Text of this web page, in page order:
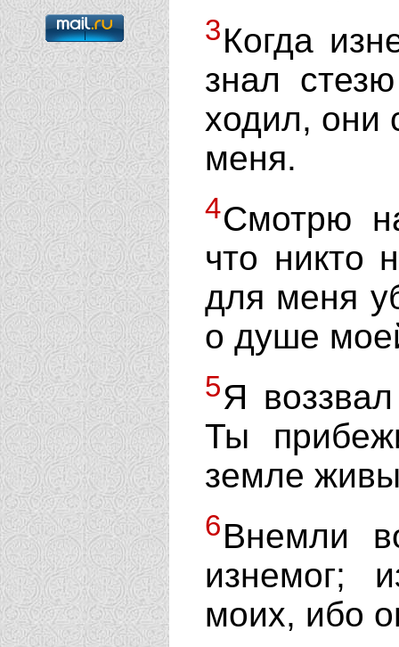
3Когда
знал
ходил, они
меня.
4Смотрю
что никто
для меня
о душе
5Я
Ты
земле
6Внемли
изнемог;
моих, ибо